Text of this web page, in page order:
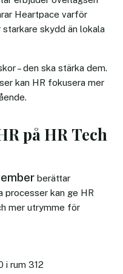
Heartpace varför
skydd än lokala
– den ska stärka dem.
kan HR fokusera mer
på HR Tech
berättar
processer kan ge HR
mer utrymme för
i rum 312